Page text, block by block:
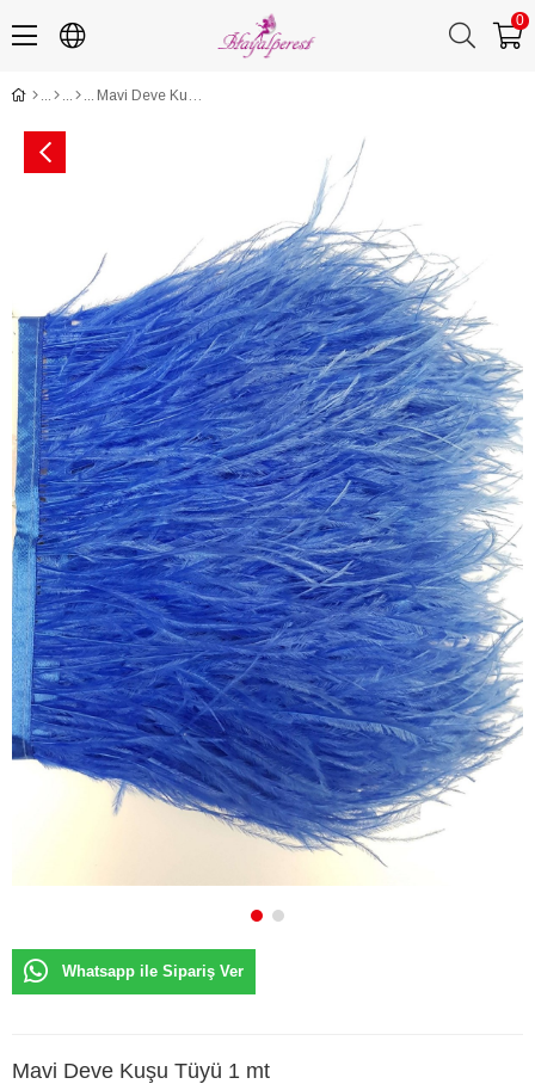
0
Mavi Deve Kuşu Tüyü 1 mt
Whatsapp ile Sipariş Ver
Mavi Deve Kuşu Tüyü 1 mt